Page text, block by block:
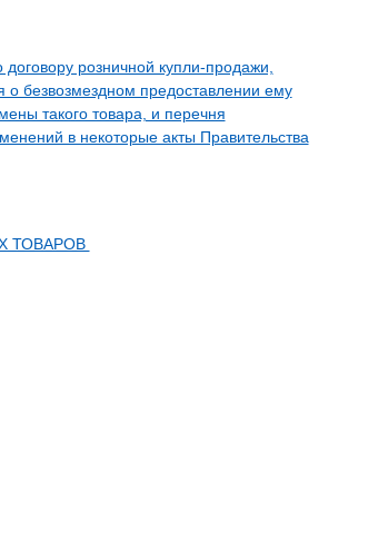
розничной купли-продажи,
о безвозмездном предоставлении ему
такого товара, и перечня
в некоторые акты Правительства
ТОВАРОВ